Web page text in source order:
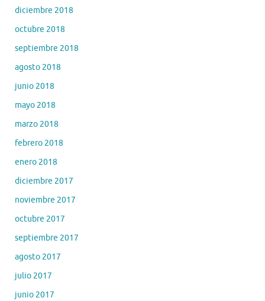
diciembre 2018
octubre 2018
septiembre 2018
agosto 2018
junio 2018
mayo 2018
marzo 2018
febrero 2018
enero 2018
diciembre 2017
noviembre 2017
octubre 2017
septiembre 2017
agosto 2017
julio 2017
junio 2017